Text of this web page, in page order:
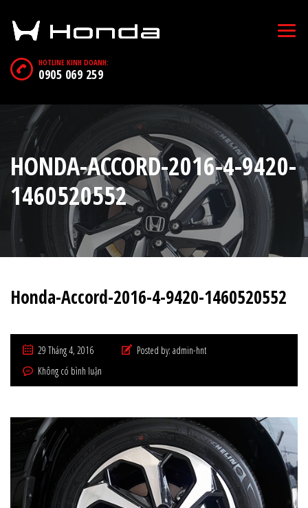
HOTLINE KINH DOANH:
0905 069 259
HONDA-ACCORD-2016-4-9420-
1460520552
Honda-Accord-2016-4-9420-1460520552
29 Tháng 4, 2016 Posted by: admin-hnt
Không có bình luận